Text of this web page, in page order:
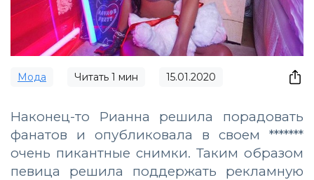
Мода Читать 1 мин 15.01.2020
Наконец-то Рианна решила порадовать
фанатов и опубликовала в своем *******
очень пикантные снимки. Таким образом
певица решила поддержать рекламную